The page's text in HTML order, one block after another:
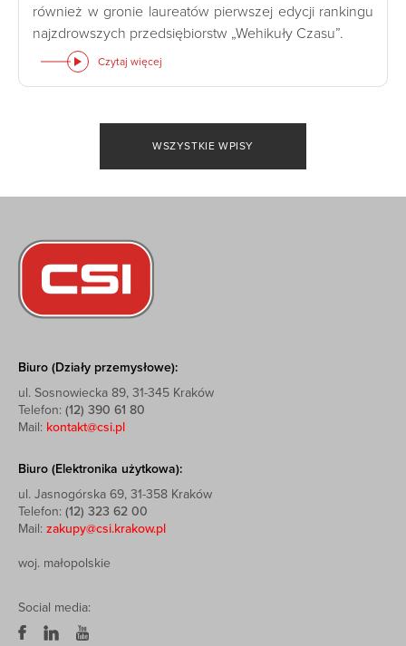
również w gronie laureatów pierwszej edycji rankingu
najzdrowszych przedsiębiorstw „Wehikuły Czasu”.
Czytaj więcej
WSZYSTKIE WPISY
Biuro (Działy przemysłowe):
ul. Sosnowiecka 89, 31-345 Kraków
Telefon: (12) 390 61 80
Mail: kontakt@csi.pl
Biuro (Elektronika użytkowa):
ul. Jasnogórska 69, 31-358 Kraków
Telefon: (12) 323 62 00
Mail: zakupy@csi.krakow.pl
woj. małopolskie
Social media: